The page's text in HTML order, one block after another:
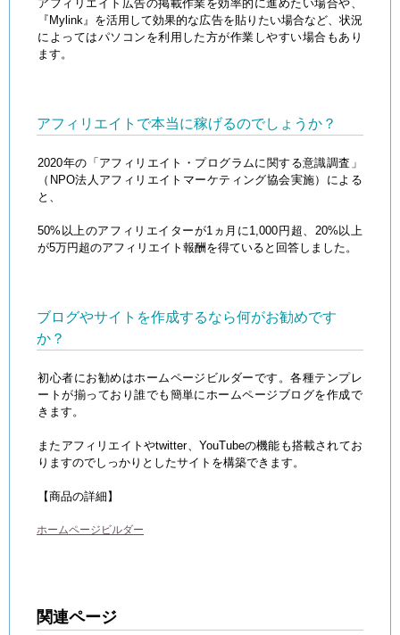
アフィリエイト広告の掲載作業を効率的に進めたい場合や、
『Mylink』を活用して効果的な広告を貼りたい場合など、状況
によってはパソコンを利用した方が作業しやすい場合もあり
ます。
アフィリエイトで本当に稼げるのでしょうか？
2020年の「アフィリエイト・プログラムに関する意識調査」
（NPO法人アフィリエイトマーケティング協会実施）による
と、
50%以上のアフィリエイターが1ヵ月に1,000円超、20%以上
が5万円超のアフィリエイト報酬を得ていると回答しました。
ブログやサイトを作成するなら何がお勧めです
か？
初心者にお勧めはホームページビルダーです。各種テンプレ
ートが揃っており誰でも簡単にホームページブログを作成で
きます。
またアフィリエイトやtwitter、YouTubeの機能も搭載されてお
りますのでしっかりとしたサイトを構築できます。
【商品の詳細】
ホームページビルダー
関連ページ